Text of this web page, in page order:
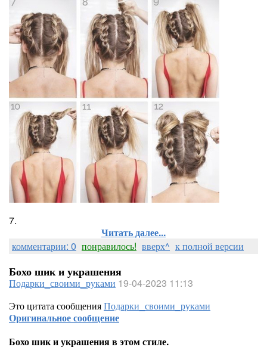
7.
Читать далее...
комментарии: 0 понравилось! вверх^ к полной версии
Бохо шик и украшения
Подарки_своими_руками 19-04-2023 11:13
Это цитата сообщенияПодарки_своими_руками
Оригинальное сообщение
Бохо шик и украшения в этом стиле.